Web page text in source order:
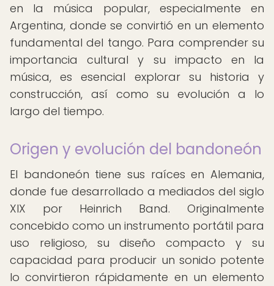
en la música popular, especialmente en
Argentina, donde se convirtió en un elemento
fundamental del tango. Para comprender su
importancia cultural y su impacto en la
música, es esencial explorar su historia y
construcción, así como su evolución a lo
largo del tiempo.
Origen y evolución del bandoneón
El bandoneón tiene sus raíces en Alemania,
donde fue desarrollado a mediados del siglo
XIX por Heinrich Band. Originalmente
concebido como un instrumento portátil para
uso religioso, su diseño compacto y su
capacidad para producir un sonido potente
lo convirtieron rápidamente en un elemento